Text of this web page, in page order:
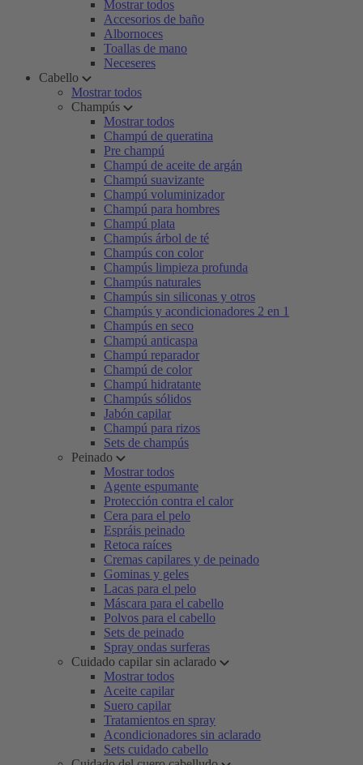
Mostrar todos
Accesorios de baño
Albornoces
Toallas de mano
Neceseres
Cabello
Mostrar todos
Champús
Mostrar todos
Champú de queratina
Pre champú
Champú de aceite de argán
Champú suavizante
Champú voluminizador
Champú para hombres
Champú plata
Champús árbol de té
Champús con color
Champús limpieza profunda
Champús naturales
Champús sin siliconas y otros
Champús y acondicionadores 2 en 1
Champús en seco
Champú anticaspa
Champú reparador
Champú de color
Champú hidratante
Champús sólidos
Jabón capilar
Champú para rizos
Sets de champús
Peinado
Mostrar todos
Agente espumante
Protección contra el calor
Cera para el pelo
Espráis peinado
Retoca raíces
Cremas capilares y de peinado
Gominas y geles
Lacas para el pelo
Máscara para el cabello
Polvos para el cabello
Sets de peinado
Spray ondas surferas
Cuidado capilar sin aclarado
Mostrar todos
Aceite capilar
Suero capilar
Tratamientos en spray
Acondicionadores sin aclarado
Sets cuidado cabello